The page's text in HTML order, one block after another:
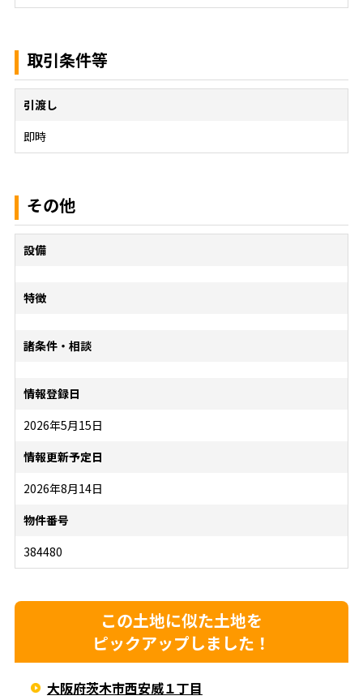
取引条件等
引渡し
即時
その他
設備
特徴
諸条件・相談
情報登録日
2026年5月15日
情報更新予定日
2026年8月14日
物件番号
384480
この土地に似た土地を
ピックアップしました！
大阪府茨木市西安威１丁目